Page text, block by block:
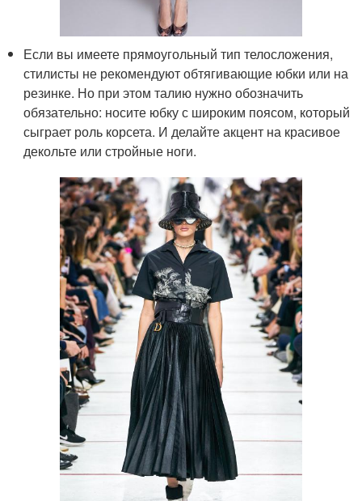
Если вы имеете прямоугольный тип телосложения,
стилисты не рекомендуют обтягивающие юбки или на
резинке. Но при этом талию нужно обозначить
обязательно: носите юбку с широким поясом, который
сыграет роль корсета. И делайте акцент на красивое
декольте или стройные ноги.